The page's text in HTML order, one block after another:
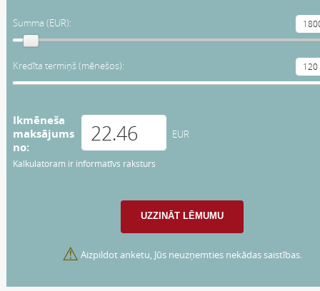
Summa (EUR):
Kredīta termiņš (mēnešos):
Ikmēneša
maksājums
no:
EUR
Kalkulatoram ir informatīvs raksturs
⚠ Aizpildot anketu, Jūs neuzņemties nekādas saistības.